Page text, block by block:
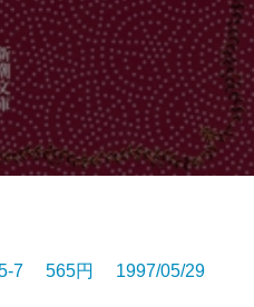
7 565円 1997/05/29